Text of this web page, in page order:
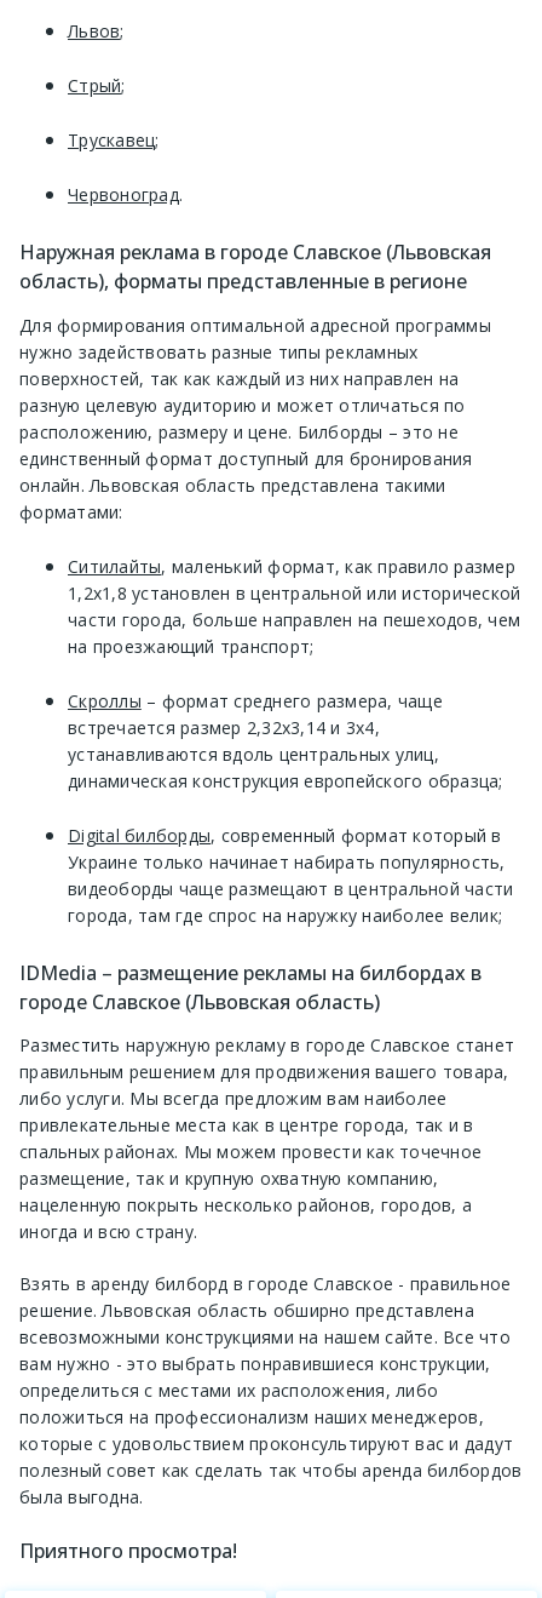
Львов;
Стрый;
Трускавец;
Червоноград.
Наружная реклама в городе Славское (Львовская
область), форматы представленные в регионе
Для формирования оптимальной адресной программы
нужно задействовать разные типы рекламных
поверхностей, так как каждый из них направлен на
разную целевую аудиторию и может отличаться по
расположению, размеру и цене. Билборды – это не
единственный формат доступный для бронирования
онлайн. Львовская область представлена такими
форматами:
Ситилайты, маленький формат, как правило размер
1,2х1,8 установлен в центральной или исторической
части города, больше направлен на пешеходов, чем
на проезжающий транспорт;
Скроллы – формат среднего размера, чаще
встречается размер 2,32х3,14 и 3х4,
устанавливаются вдоль центральных улиц,
динамическая конструкция европейского образца;
Digital билборды, современный формат который в
Украине только начинает набирать популярность,
видеоборды чаще размещают в центральной части
города, там где спрос на наружку наиболее велик;
IDMedia – размещение рекламы на билбордах в
городе Славское (Львовская область)
Разместить наружную рекламу в городе Славское станет
правильным решением для продвижения вашего товара,
либо услуги. Мы всегда предложим вам наиболее
привлекательные места как в центре города, так и в
спальных районах. Мы можем провести как точечное
размещение, так и крупную охватную компанию,
нацеленную покрыть несколько районов, городов, а
иногда и всю страну.
Взять в аренду билборд в городе Славское - правильное
решение. Львовская область обширно представлена
всевозможными конструкциями на нашем сайте. Все что
вам нужно - это выбрать понравившиеся конструкции,
определиться с местами их расположения, либо
положиться на профессионализм наших менеджеров,
которые с удовольствием проконсультируют вас и дадут
полезный совет как сделать так чтобы аренда билбордов
была выгодна.
Приятного просмотра!